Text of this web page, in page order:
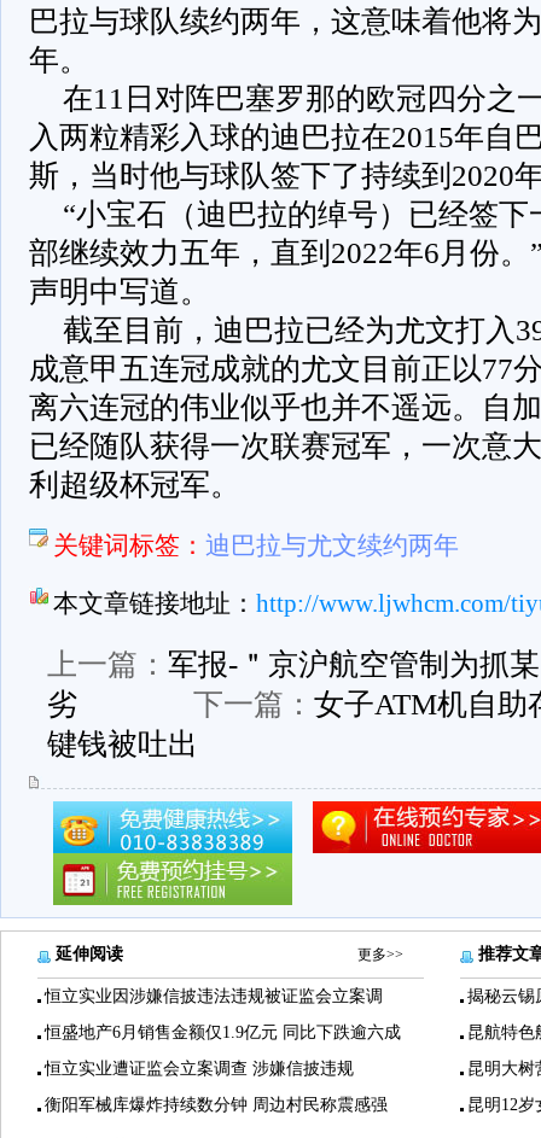
巴拉与球队续约两年，这意味着他将
年。
在11日对阵巴塞罗那的欧冠四分之
入两粒精彩入球的迪巴拉在2015年自
斯，当时他与球队签下了持续到2020
“小宝石（迪巴拉的绰号）已经签
部继续效力五年，直到2022年6月份
声明中写道。
截至目前，迪巴拉已经为尤文打入
成意甲五连冠成就的尤文目前正以77
离六连冠的伟业似乎也并不遥远。自
已经随队获得一次联赛冠军，一次意
利超级杯冠军。
关键词标签： 迪巴拉与尤文续约两年
本文章链接地址： http://www.ljwhcm.com/
上一篇： 军报-＂京沪航空管制为抓
劣
下一篇： 女子ATM机自助
键钱被吐出
延伸阅读 更多>>
恒立实业因涉嫌信披违法违规被证监会立案调
恒盛地产6月销售金额仅1.9亿元 同比下跌逾六成
恒立实业遭证监会立案调查 涉嫌信披违规
衡阳军械库爆炸持续数分钟 周边村民称震感强
推荐文
揭秘云锡
昆航特色
昆明大树
昆明12